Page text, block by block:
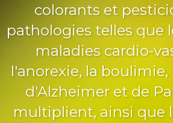
colorants et
pathologies telles que
maladies cardio-
l'anorexie, la boulimie,
d'Alzheimer et de
multiplient, ainsi que